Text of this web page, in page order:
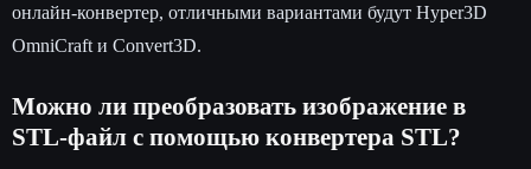
онлайн-конвертер, отличными вариантами будут Hyper3D
OmniCraft и Convert3D.
Можно ли преобразовать изображение в
STL-файл с помощью конвертера STL?